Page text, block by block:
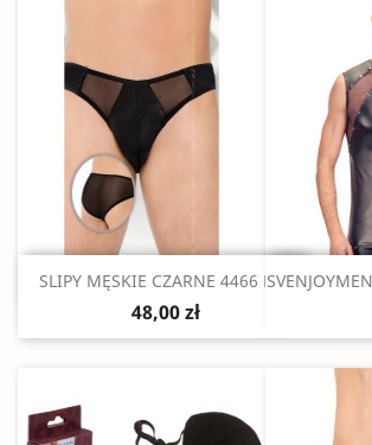
Szybki podgląd
SLIPY MĘSKIE CZARNE 4466 M/L
48,00 zł
